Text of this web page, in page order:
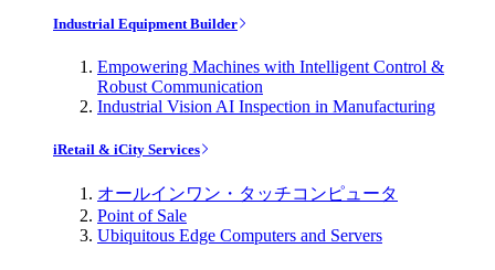
Industrial Equipment Builder
Empowering Machines with Intelligent Control &
Robust Communication
Industrial Vision AI Inspection in Manufacturing
iRetail & iCity Services
オールインワン・タッチコンピュータ
Point of Sale
Ubiquitous Edge Computers and Servers